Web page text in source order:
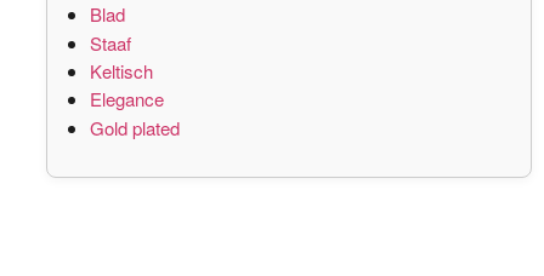
Blad
Staaf
Keltisch
Elegance
Gold plated